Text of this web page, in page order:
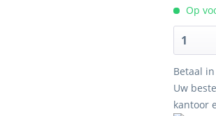
Op
Betaal
Uw
kantoor